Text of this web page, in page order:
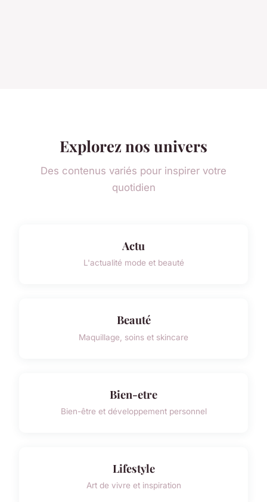
Explorez nos univers
Des contenus variés pour inspirer votre
quotidien
Actu
L'actualité mode et beauté
Beauté
Maquillage, soins et skincare
Bien-etre
Bien-être et développement personnel
Lifestyle
Art de vivre et inspiration